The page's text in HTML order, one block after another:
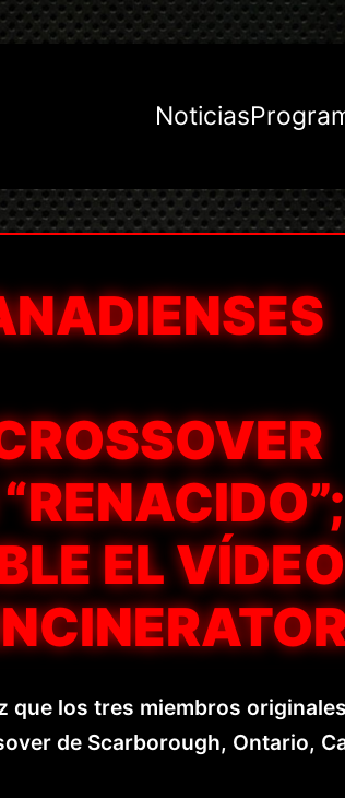
Noticias
EL VÍDEO
que los tres miembros
de Scarborough, Ontario,